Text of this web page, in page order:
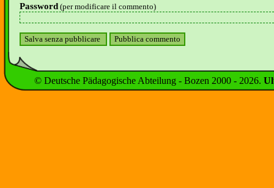
Password (per modificare il commento)
© Deutsche Pädagogische Abteilung - Bozen 2000 - 2026.